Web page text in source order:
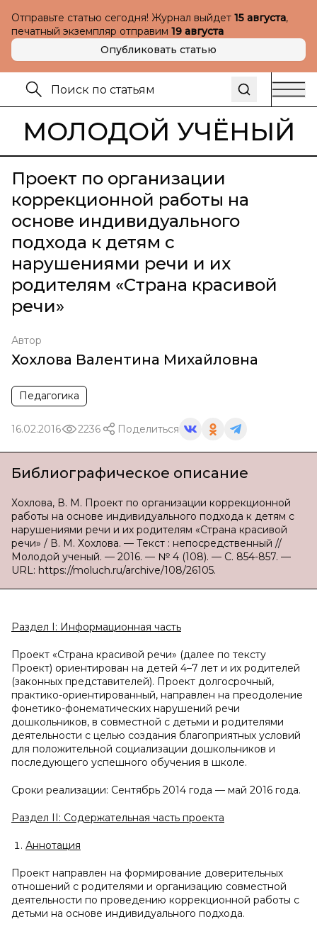
Отправьте статью сегодня! Журнал выйдет 15 августа,
печатный экземпляр отправим 19 августа
Опубликовать статью
МОЛОДОЙ УЧЁНЫЙ
Проект по организации
коррекционной работы на
основе индивидуального
подхода к детям с
нарушениями речи и их
родителям «Страна красивой
речи»
Автор
Хохлова Валентина Михайловна
Педагогика
16.02.2016 2236 Поделиться
Библиографическое описание
Хохлова, В. М. Проект по организации коррекционной
работы на основе индивидуального подхода к детям с
нарушениями речи и их родителям «Страна красивой
речи» / В. М. Хохлова. — Текст : непосредственный //
Молодой ученый. — 2016. — № 4 (108). — С. 854-857. —
URL: https://moluch.ru/archive/108/26105.
Раздел I: Информационная часть
Проект «Страна красивой речи» (далее по тексту
Проект) ориентирован на детей 4–7 лет и их родителей
(законных представителей). Проект долгосрочный,
практико-ориентированный, направлен на преодоление
фонетико-фонематических нарушений речи
дошкольников, в совместной с детьми и родителями
деятельности с целью создания благоприятных условий
для положительной социализации дошкольников и
последующего успешного обучения в школе.
Сроки реализации: Сентябрь 2014 года — май 2016 года.
Раздел II: Содержательная часть проекта
Аннотация
Проект направлен на формирование доверительных
отношений с родителями и организацию совместной
деятельности по проведению коррекционной работы с
детьми на основе индивидуального подхода.